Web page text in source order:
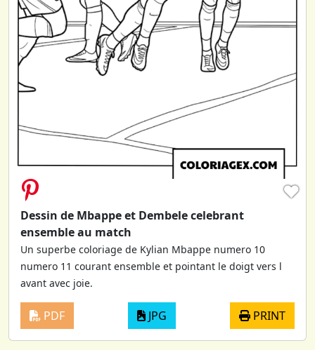
♥
Dessin de Mbappe et Dembele celebrant
ensemble au match
Un superbe coloriage de Kylian Mbappe numero 10
numero 11 courant ensemble et pointant le doigt vers l
avant avec joie.
PDF JPG PRINT